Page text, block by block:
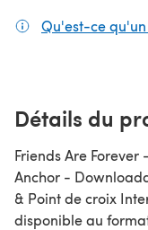
Qu'est-ce
Détails du
Friends Are Forever - Little Pony Drawstring Bag in
Anchor -
& Point de croix
disponible au